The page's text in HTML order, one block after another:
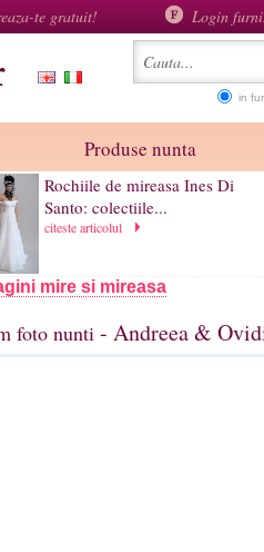
te gratuit! Login
in
Produse nunta
Rochiile de mireasa Ines Di
Santo: colectiile...
citeste articolul
mire si mireasa
foto nunti - Andreea &